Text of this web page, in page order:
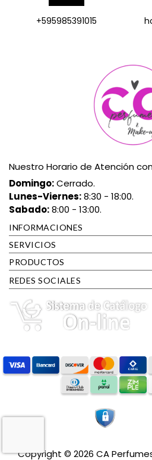
+595985391015
Nuestro Horario de Atención
Domingo:Cerrado.
Lunes-Viernes:8:30 - 18:00.
Sabado:8:00 - 13:00.
INFORMACIONES
SERVICIOS
PRODUCTOS
REDES SOCIALES
Copyright © 2026 CA